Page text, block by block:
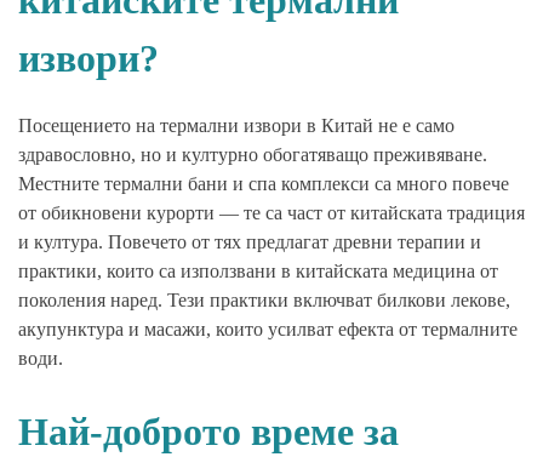
извори?
Посещението на термални извори в Китай не е само
здравословно, но и културно обогатяващо преживяване.
Местните термални бани и спа комплекси са много повече
от обикновени курорти — те са част от китайската традиция
и култура. Повечето от тях предлагат древни терапии и
практики, които са използвани в китайската медицина от
поколения наред. Тези практики включват билкови лекове,
акупунктура и масажи, които усилват ефекта от термалните
води.
Най-доброто време за